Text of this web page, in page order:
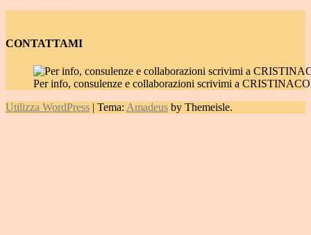
CONTATTAMI
Per info, consulenze e collaborazioni scrivimi a
Utilizza WordPress | Tema: Amadeus by Themeisle.